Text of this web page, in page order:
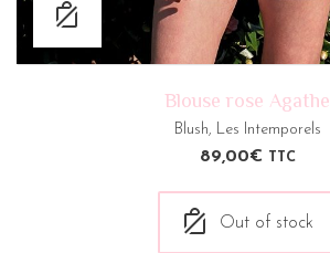
Blouse rose Agathe
Blush, Les Intemporels
89,00€ TTC
Out of stock